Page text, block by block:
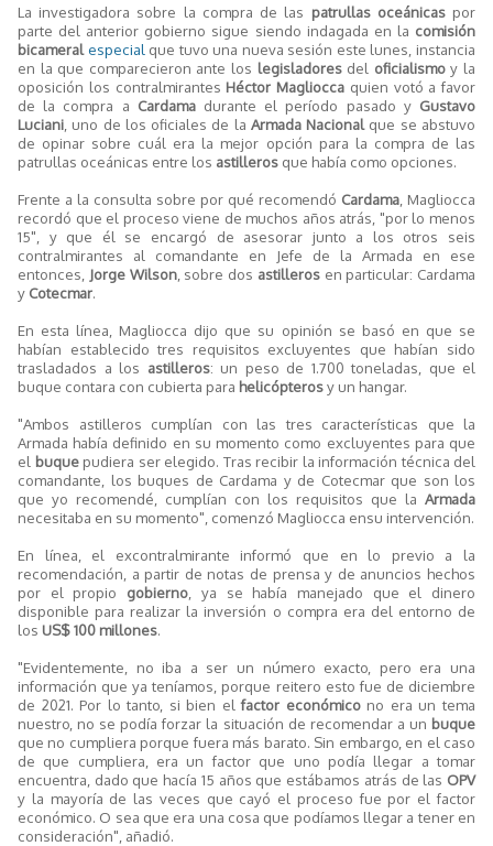
La investigadora sobre la compra de las patrullas oceánicaspor
parte del anterior gobierno sigue siendo indagada en la comisión
bicameral especial que tuvo una nueva sesión este lunes, instancia
en la que comparecieron ante los legisladoresdel oficialismoy la
oposición los contralmirantes Héctor Magliocca quien votó a favor
de la compra a Cardamadurante el período pasado y Gustavo
Luciani , uno de los oficiales de la Armada Nacionalque se abstuvo
de opinar sobre cuál era la mejor opción para la compra de las
patrullas oceánicas entre los astilleros que había como opciones.
Frente a la consulta sobre por qué recomendó Cardama , Magliocca
recordó que el proceso viene de muchos años atrás, "por lo menos
15", y que él se encargó de asesorar junto a los otros seis
contralmirantes al comandante en Jefe de la Armada en ese
entonces, Jorge Wilson, sobre dos astillerosen particular: Cardama
y Cotecmar.
En esta línea, Magliocca dijo que su opinión se basó en que se
habían establecido tres requisitos excluyentes que habían sido
trasladados a los astilleros: un peso de 1.700 toneladas, que el
buque contara con cubierta para helicópterosy un hangar.
"Ambos astilleros cumplían con las tres características que la
Armada había definido en su momento como excluyentes para que
el buquepudiera ser elegido. Tras recibir la información técnica del
comandante, los buques de Cardama y de Cotecmar que son los
que yo recomendé, cumplían con los requisitos que la Armada
necesitaba en su momento", comenzó Magliocca ensu intervención.
En línea, el excontralmirante informó que en lo previo a la
recomendación, a partir de notas de prensa y de anuncios hechos
por el propio gobierno , ya se había manejado que el dinero
disponible para realizar la inversión o compra era del entorno de
los US$ 100 millones.
"Evidentemente, no iba a ser un número exacto, pero era una
información que ya teníamos, porque reitero esto fue de diciembre
de 2021. Por lo tanto, si bien elfactor económicono era un tema
nuestro, no se podía forzar la situación de recomendar a un buque
que no cumpliera porque fuera más barato. Sin embargo, en el caso
de que cumpliera, era un factor que uno podía llegar a tomar
encuentra, dado que hacía 15 años que estábamos atrás de las OPV
y la mayoría de las veces que cayó el proceso fue por el factor
económico. O sea que era una cosa que podíamos llegar a tener en
consideración", añadió.